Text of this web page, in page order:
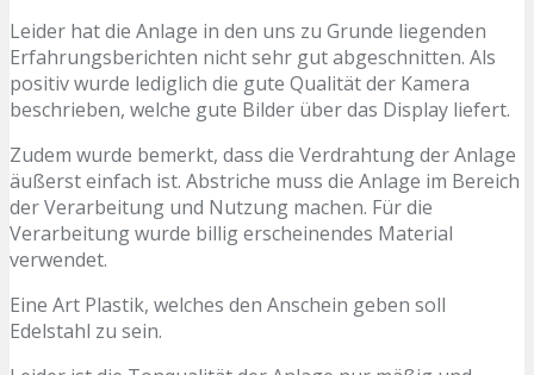
Leider hat die Anlage in den uns zu Grunde liegenden
Erfahrungsberichten nicht sehr gut abgeschnitten. Als
positiv wurde lediglich die gute Qualität der Kamera
beschrieben, welche gute Bilder über das Display liefert.
Zudem wurde bemerkt, dass die Verdrahtung der Anlage
äußerst einfach ist. Abstriche muss die Anlage im Bereich
der Verarbeitung und Nutzung machen. Für die
Verarbeitung wurde billig erscheinendes Material
verwendet.
Eine Art Plastik, welches den Anschein geben soll
Edelstahl zu sein.